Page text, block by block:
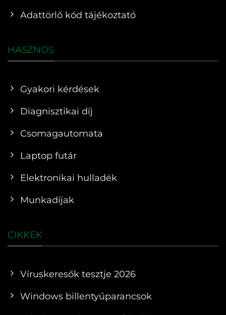
Adattörlő kód tájékoztató
HASZNOS
Gyakori kérdések
Diagnisztikai díj
Csomagautomata
Laptop futár
Elektronikai hulladék
Munkadíjak
CIKKEK
Víruskeresők tesztje 2026
Windows billentyűparancsok